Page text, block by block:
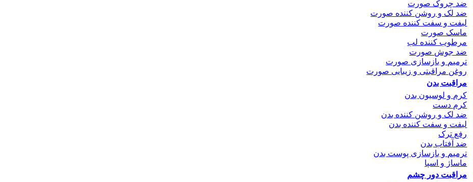
ضد چروک صورت
ضد لک و روشن کننده صورت
لیفت و سفت کننده صورت
ماسک صورت
مرطوب کننده لب
ضد جوش صورت
ترمیم و بازسازی صورت
روغن مراقبتی و زیبایی صورت
مراقبت بدن
کرم و لوسیون بدن
کرم دست
ضد لک و روشن کننده بدن
لیفت و سفت کننده بدن
رفع ترک
ضد آفتاب بدن
ترمیم و بازسازی پوست بدن
ماساژ و اسپا
مراقبت دور چشم